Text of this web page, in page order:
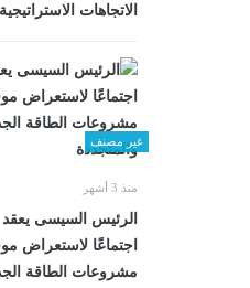
الاتجاهات الاستراتيجية
غير مصنف
منذ 3 أشهر
الرئيس السيسى يعقد
اجتماعًا لاستعراض
مشروعات الطاقة